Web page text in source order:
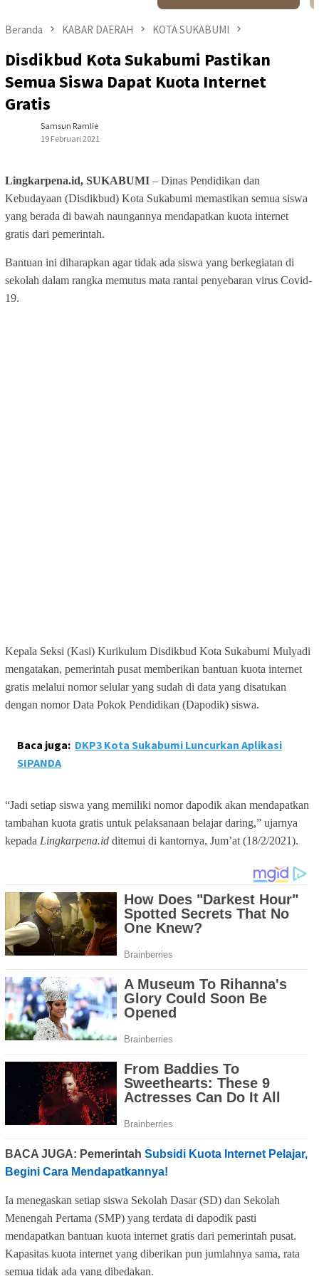
Beranda KABAR DAERAH KOTA SUKABUMI
Disdikbud Kota Sukabumi Pastikan
Semua Siswa Dapat Kuota Internet
Gratis
Samsun Ramlie
19 Februari 2021
Lingkarpena.id, SUKABUMI – Dinas Pendidikan dan
Kebudayaan (Disdikbud) Kota Sukabumi memastikan semua siswa
yang berada di bawah naungannya mendapatkan kuota internet
gratis dari pemerintah.
Bantuan ini diharapkan agar tidak ada siswa yang berkegiatan di
sekolah dalam rangka memutus mata rantai penyebaran virus Covid-
19.
Kepala Seksi (Kasi) Kurikulum Disdikbud Kota Sukabumi Mulyadi
mengatakan, pemerintah pusat memberikan bantuan kuota internet
gratis melalui nomor selular yang sudah di data yang disatukan
dengan nomor Data Pokok Pendidikan (Dapodik) siswa.
Baca juga: DKP3 Kota Sukabumi Luncurkan Aplikasi
SIPANDA
“Jadi setiap siswa yang memiliki nomor dapodik akan mendapatkan
tambahan kuota gratis untuk pelaksanaan belajar daring,” ujarnya
kepada Lingkarpena.id ditemui di kantornya, Jum’at (18/2/2021).
BACA JUGA: Pemerintah Subsidi Kuota Internet Pelajar,
Begini Cara Mendapatkannya!
Ia menegaskan setiap siswa Sekolah Dasar (SD) dan Sekolah
Menengah Pertama (SMP) yang terdata di dapodik pasti
mendapatkan bantuan kuota internet gratis dari pemerintah pusat.
Kapasitas kuota internet yang diberikan pun jumlahnya sama, rata
semua tidak ada yang dibedakan.